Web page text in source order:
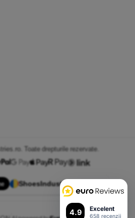
4.9 Excelent
658 recenzii
Toate drepturile rezervate.
ShoesIndustries.ro